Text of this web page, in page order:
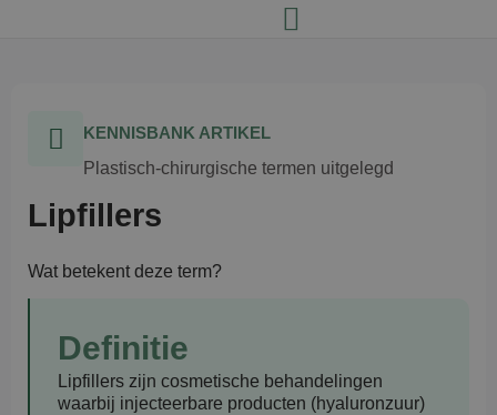
KENNISBANK ARTIKEL
Plastisch-chirurgische termen uitgelegd
Lipfillers
Wat betekent deze term?
Definitie
Lipfillers zijn cosmetische behandelingen
waarbij injecteerbare producten (hyaluronzuur)